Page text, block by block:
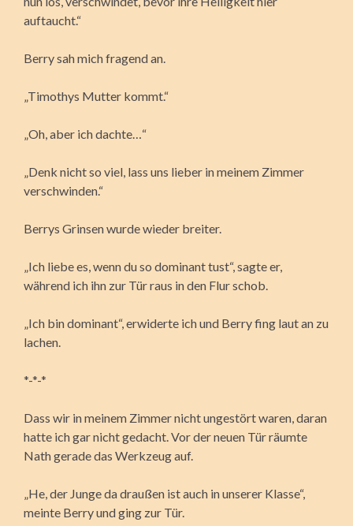
auftaucht.“
Berry sah mich fragend an.
„Timothys Mutter kommt.“
„Oh, aber ich dachte…“
„Denk nicht so viel, lass uns lieber in meinem Zimmer
verschwinden.“
Berrys Grinsen wurde wieder breiter.
„Ich liebe es, wenn du so dominant tust“, sagte er,
während ich ihn zur Tür raus in den Flur schob.
„Ich bin dominant“, erwiderte ich und Berry fing laut an zu
lachen.
*-*-*
Dass wir in meinem Zimmer nicht ungestört waren, daran
hatte ich gar nicht gedacht. Vor der neuen Tür räumte
Nath gerade das Werkzeug auf.
„He, der Junge da draußen ist auch in unserer Klasse“,
meinte Berry und ging zur Tür.